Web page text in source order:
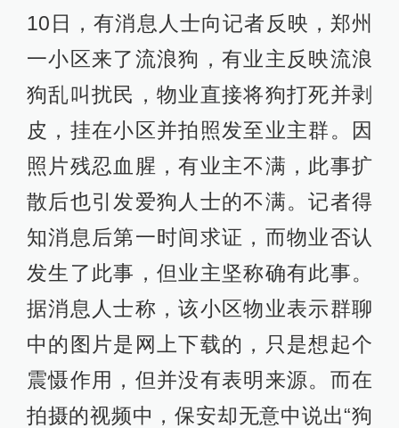
10日，有消息人士向记者反映，郑州
一小区来了流浪狗，有业主反映流浪
狗乱叫扰民，物业直接将狗打死并剥
皮，挂在小区并拍照发至业主群。因
照片残忍血腥，有业主不满，此事扩
散后也引发爱狗人士的不满。记者得
知消息后第一时间求证，而物业否认
发生了此事，但业主坚称确有此事。
据消息人士称，该小区物业表示群聊
中的图片是网上下载的，只是想起个
震慑作用，但并没有表明来源。而在
拍摄的视频中，保安却无意中说出“狗